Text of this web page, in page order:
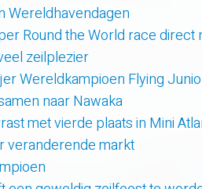
Wereldhavendagen
Round the World race direct
zeilplezier
Wereldkampioen Flying
naar Nawaka
met vierde plaats in Mini
veranderende markt